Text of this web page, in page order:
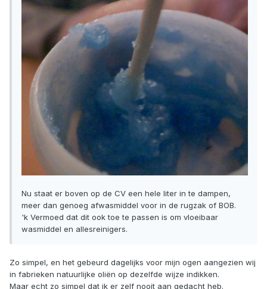
Nu staat er boven op de CV een hele liter in te dampen,
meer dan genoeg afwasmiddel voor in de rugzak of BOB.
'k Vermoed dat dit ook toe te passen is om vloeibaar
wasmiddel en allesreinigers.
Zo simpel, en het gebeurd dagelijks voor mijn ogen aangezien wij
in fabrieken natuurlijke oliën op dezelfde wijze indikken.
Maar echt zo simpel dat ik er zelf nooit aan gedacht heb.